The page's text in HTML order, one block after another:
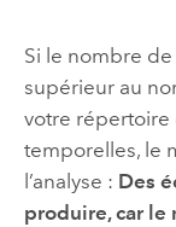
Si le nombre
supérieur au
votre répertoire
temporelles, le
l’analyse : Des
produire, car le